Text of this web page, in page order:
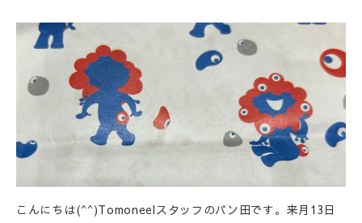
こんにちは(^^)Tomoneelスタッフのパン田です。来月13日